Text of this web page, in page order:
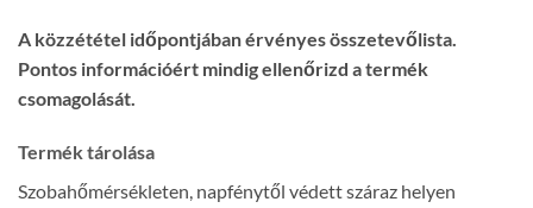
A közzététel időpontjában érvényes összetevőlista.
Pontos információért mindig ellenőrizd a termék
csomagolását.
Termék tárolása
Szobahőmérsékleten, napfénytől védett száraz helyen